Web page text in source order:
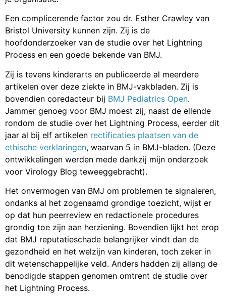
Een complicerende factor zou dr. Esther Crawley van
Bristol University kunnen zijn. Zij is de
hoofdonderzoeker van de studie over het Lightning
Process en een goede bekende van BMJ.
Zij is tevens kinderarts en publiceerde al meerdere
artikelen over deze ziekte in BMJ-vakbladen. Zij is
bovendien coredacteur bij BMJ Pediatrics Open.
Jammer genoeg voor BMJ moest zij, naast de ellende
rondom de studie over het Lightning Process, eerder dit
jaar al bij elf artikelen rectificaties plaatsen van de
ethische verklaringen, waarvan 5 in BMJ-bladen. (Deze
ontwikkelingen werden mede dankzij mijn onderzoek
voor Virology Blog teweeggebracht).
Het onvermogen van BMJ om problemen te signaleren,
ondanks al het zogenaamd grondige toezicht, wijst er
op dat hun peerreview en redactionele procedures
grondig toe zijn aan herziening. Bovendien lijkt het erop
dat BMJ reputatieschade belangrijker vindt dan de
gezondheid en het welzijn van kinderen, toch zeker in
dit wetenschappelijke veld. Anders hadden zij allang de
benodigde stappen genomen omtrent de studie over
het Lightning Process.